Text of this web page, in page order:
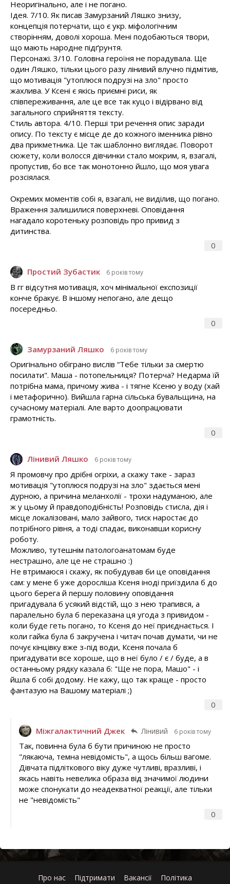
0
Неоригінально, але і не погано.
Ідея. 7/10. Як писав Замурзаний Ляшко знизу,
концепція потерчати, що є укр. міфологічним
створінням, доволі хороша. Мені подобаються твори,
що мають народне підґрунтя.
Персонажі. 3/10. Головна героїня не порадувала. Ще
один Ляшко, тільки цього разу лінивий влучно підмітив,
що мотивація "утоплюся подрузі на зло" просто
жахлива. У Ксені є якісь приємні риси, як
співпереживання, але це все так куцо і відірвано від
загального сприйняття тексту.
Стиль автора. 4/10. Перші три речення опис заради
опису. По тексту є місце де до кожного іменника рівно
два прикметника. Це так шаблонно виглядає. Поворот
сюжету, коли волосся дівчинки стало мокрим, я, взагалі,
пропустив, бо все так монотонно йшло, що моя увага
розсіялася.
Окремих моментів собі я, взагалі, не виділив, що погано.
Враження залишилися поверхневі. Оповідання
нагадало коротеньку розповідь про привид з
дитинства.
Простий Зубастик 6 років тому
0
В гг відсутня мотивація, хоч мінімальної експозиції
конче бракує. В іншому непогано, але дещо
посередньо.
Замурзаний Ляшко 6 років тому
0
Оригінально обіграно вислів “Тебе тільки за смертю
посилати". Маша - потопельниця? Потерча? Недарма їй
потрібна мама, причому жива - і тягне Ксеню у воду (хай
і метафорично). Вийшла гарна сільська бувальщина, на
сучасному матеріалі. Але варто доопрацювати
грамотність.
Лінивий Ляшко 6 років тому
0
Я промовчу про дрібні огріхи, а скажу таке - зараз
мотивація "утоплюся подрузі на зло" здається мені
дурною, а причина меланхолії - трохи надуманою, але
ж у цьому й правдоподібність! Розповідь стисла, дія і
місце локалізовані, мало зайвого, тиск наростає до
потрібного рівня, а тоді спадає, виконавши корисну
роботу.
Можливо, тутешнім патологоанатомам буде
нестрашно, але це не страшно :)
Не втримаюся і скажу, як побудував би це оповідання
сам: у мене б уже доросліша Ксеня іноді приїздила б до
цього берега й першу половину оповідання
пригадувала б усякий відстій, що з нею трапився, а
паралельно була б переказана ця угода з привидом -
коли буде геть погано, то Ксеня до неї приєднається. І
коли гайка була б закручена і читач почав думати, чи не
почує кінцівку вже з-під води, Ксеня почала б
пригадувати все хороше, що в неї було / є / буде, а в
останньому рядку казала б: "Ще не пора, Машо" - і
йшла б собі додому. Не кажу, що так краще - просто
фантазую на Вашому матеріалі ;)
Міжгалактичний Джек Лінивий 6 років тому
0
Так, повинна була б бути причиною не просто
"лякаюча, темна невідомість", а щось більш вагоме.
Дівчата підліткового віку дуже чутливі, вразливі, і
якась навіть невелика образа від значимої людини
може спонукати до неадекватної реакції, але тільки
не "невідомість"
Про нас Підтримати Вакансії
Політика